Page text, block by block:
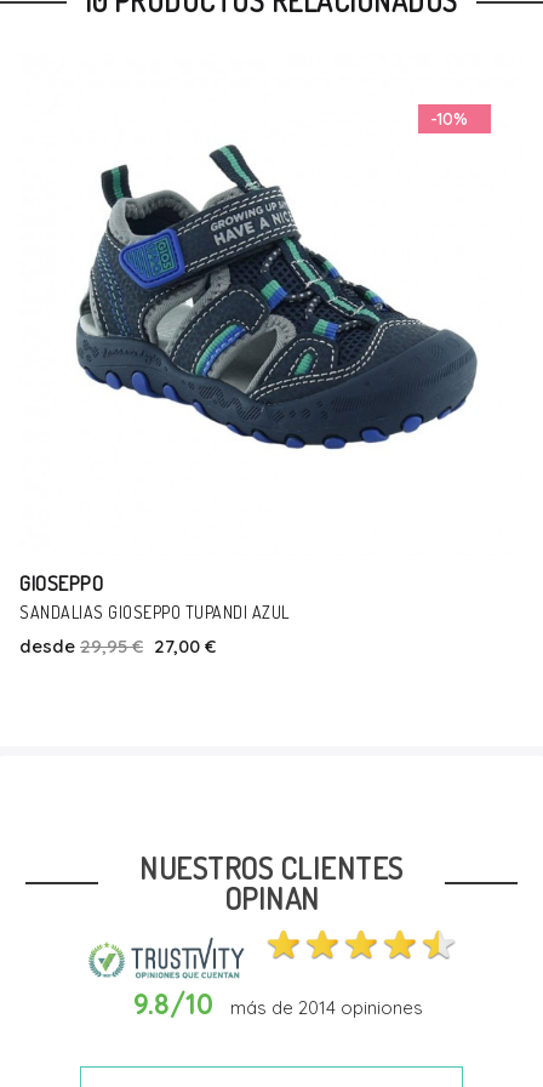
-10%
GIOSEPPO
SANDALIAS GIOSEPPO TUPANDI AZUL
desde 29,95 € 27,00 €
NUESTROS CLIENTES
OPINAN
9.8/10 más de 2014opiniones